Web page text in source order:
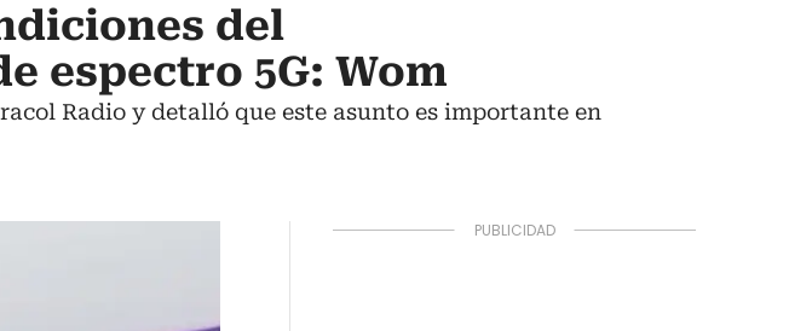
del
espectro 5G: Wom
Radio y detalló que este asunto es importante en